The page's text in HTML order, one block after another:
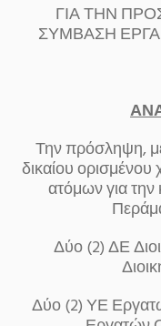
ΓΙΑ ΤΗΝ
ΣΥΜΒΑΣΗ
Την πρόσληψη,
δικαίου
ατόμων για
Δύο (2) ΔΕ
Δύο (2) ΥΕ